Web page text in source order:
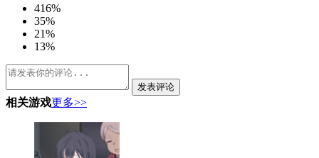
416%
35%
21%
13%
发表评论
相关游戏更多>>